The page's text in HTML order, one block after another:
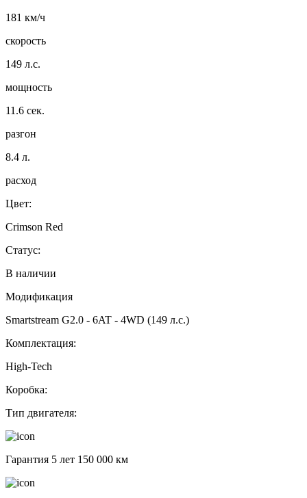
181 км/ч
скорость
149 л.с.
мощность
11.6 сек.
разгон
8.4 л.
расход
Цвет:
Crimson Red
Статус:
В наличии
Модификация
Smartstream G2.0 - 6AT - 4WD (149 л.с.)
Комплектация:
High-Tech
Коробка:
Тип двигателя:
Гарантия 5 лет 150 000 км